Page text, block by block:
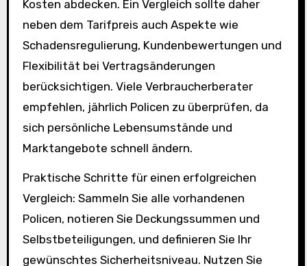
Kosten abdecken. Ein Vergleich sollte daher
neben dem Tarifpreis auch Aspekte wie
Schadensregulierung, Kundenbewertungen und
Flexibilität bei Vertragsänderungen
berücksichtigen. Viele Verbraucherberater
empfehlen, jährlich Policen zu überprüfen, da
sich persönliche Lebensumstände und
Marktangebote schnell ändern.
Praktische Schritte für einen erfolgreichen
Vergleich: Sammeln Sie alle vorhandenen
Policen, notieren Sie Deckungssummen und
Selbstbeteiligungen, und definieren Sie Ihr
gewünschtes Sicherheitsniveau. Nutzen Sie